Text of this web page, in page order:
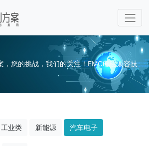
，您的挑战，我们的关注！EMC电磁兼容技
工业类 新能源 汽车电子